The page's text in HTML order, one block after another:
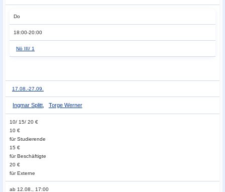
Do
18:00-20:00
Nö III/ 1
17.08.-27.09.
Ingmar Splitt, Torge Werner
10/ 15/ 20 €
10 €
für Studierende
15 €
für Beschäftigte
20 €
für Externe
ab 12.08., 17:00